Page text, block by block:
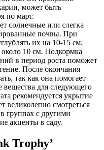
может быть
по март.
солнечные или слегка
почвы. При
их на 10-15 см,
10 см. Подкормка
в период роста поможет
После окончания
так как она помогает
вещества для следующего
рекомендуется укрытие
великолепно смотреться
группах с другими
акценты в саду.
Trophy’